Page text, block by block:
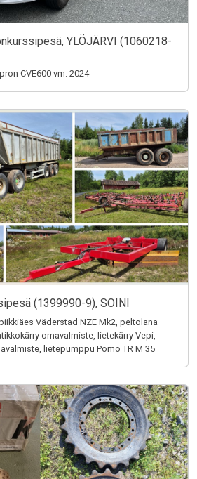
YLÖJÄRVI (1060218-
CVE600 vm. 2024
(1399990-9), SOINI
Väderstad NZE Mk2, peltolana
omavalmiste, lietekärry Vepi,
lietepumppu Pomo TR M 35